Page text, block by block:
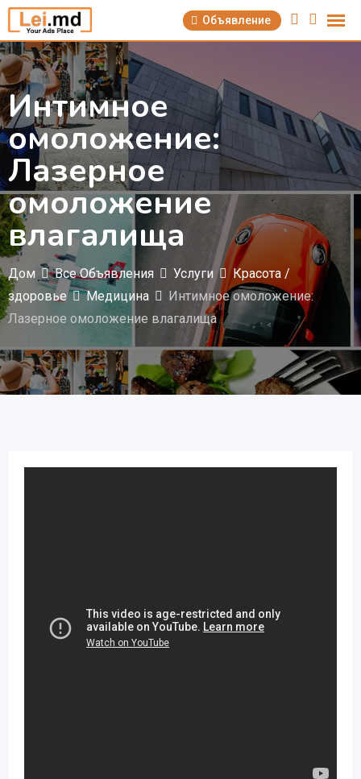
Перейти
содержимому
Объявление
Интимное
омоложение:
Лазерное
омоложение
влагалища
Дом Все Объявления Услуги
Красота /
здоровье
Медицина
Интимное омоложение:
Лазерное омоложение влагалища